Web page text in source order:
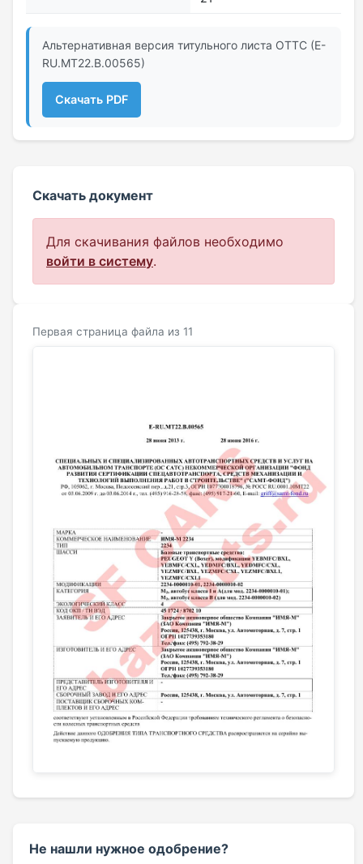
Альтернативная версия титульного листа ОТТС (E-
RU.MT22.В.00565)
Скачать PDF
Скачать документ
Для скачивания файлов необходимо
войти в систему.
Первая страница файла из 11
Не нашли нужное одобрение?